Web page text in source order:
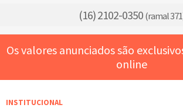
(16) 2102-0350(ramal
Os valores anunciados são
online
INSTITUCIONAL